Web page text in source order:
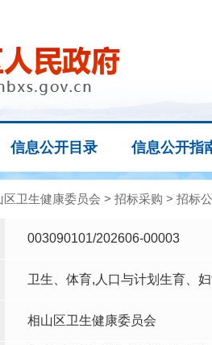
信息公开目录 信息公开指
区卫生健康委员会 > 招标采购 > 招标
003090101/202606-00003
卫生、体育,人口与计划生育、
相山区卫生健康委员会